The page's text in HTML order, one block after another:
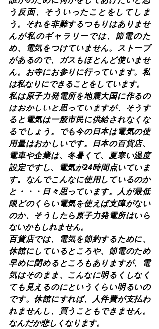
う反面、そういったことをしてしま
う。それを非難するつもりはありませ
んが私のギャラリーでは、節電のた
め、電気をつけていません。ストーブ
があるので、ガスもほとんど使いませ
ん。お寺にお参りに行っています。私
は私なりにできることをしています。
私は原子力発電所を地震大国に作るの
はおかしいと思っていますが、そうす
ると電気は一般市民に供給されなくな
るでしょう。でも今の日本は電気の使
用量はおかしいです。日本の百貨店、
電車や企業は、冬暑くて、夏寒い温度
設定ですし、電気が24時間点いていま
す。なんでこんなに使用しているのか
と・・・日々思っています。人が最低
限どのくらい電気を使えば支障がない
のか、そうしたら原子力発電所はいら
ないかもしれません。
百貨店では、電気を節約するために、
休館にしているところや、節電のため
早めに閉めるところもありますが、電
気はそのまま、こんなに明るくしなく
ても見えるのにというくらい明るいの
です。休館にすれば、人件費が支払わ
れませんし、買うこともできません。
なんだか悲しくなります。